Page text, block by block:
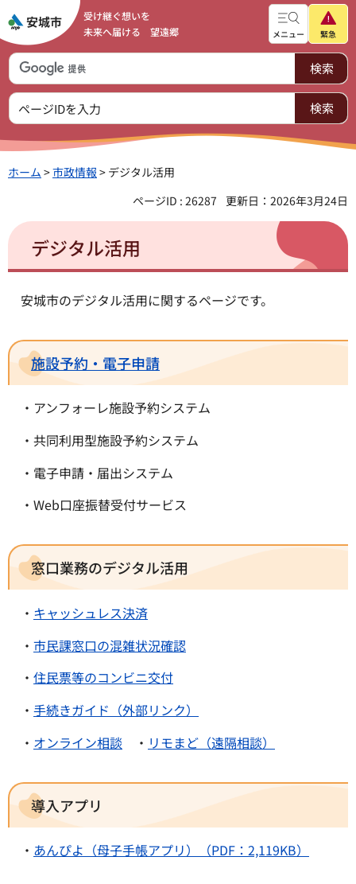
受け継ぐ想いを
未来へ届ける 望遠郷
メニュー 緊急
ホーム >市政情報 > デジタル活用
ページID : 26287
更新日：2026年3月24日
デジタル活用
安城市のデジタル活用に関するページです。
施設予約・電子申請
・アンフォーレ施設予約システム
・共同利用型施設予約システム
・電子申請・届出システム
・Web口座振替受付サービス
窓口業務のデジタル活用
・ キャッシュレス決済
・ 市民課窓口の混雑状況確認
・ 住民票等のコンビニ交付
・ 手続きガイド（外部リンク）
・ オンライン相談 ・ リモまど（遠隔相談）
導入アプリ
・ あんぴよ（母子手帳アプリ）（PDF：2,119KB）